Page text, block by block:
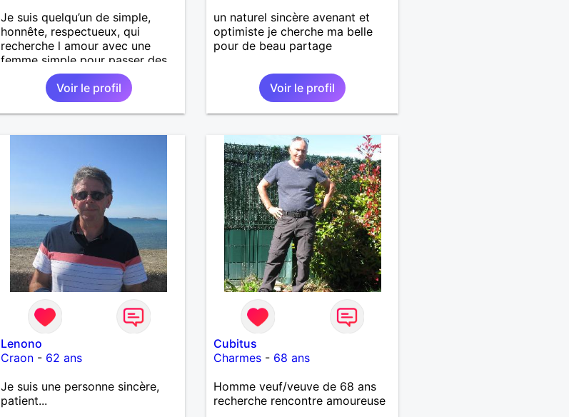
Je suis quelqu’un de simple,
honnête, respectueux, qui
recherche l amour avec une
femme simple pour passer des
moments agréables :discuter,
voyager, visiter d’autres pays
sans prise de tête.
Voir le profil
un naturel sincère avenant et
optimiste je cherche ma belle
pour de beau partage
Voir le profil
Lenono
Craon- 62 ans
Je suis une personne sincère,
patient...
Cubitus
Charmes - 68 ans
Homme veuf/veuve de 68 ans
recherche rencontre amoureuse